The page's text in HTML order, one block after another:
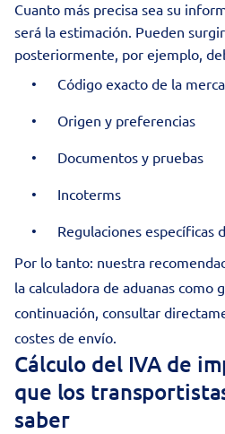
Cuanto más precisa sea su
será la estimación. Pueden
posteriormente, por ejemplo,
Código exacto de la
Origen y preferencias
Documentos y pruebas
Incoterms
Regulaciones específicas
Por lo tanto: nuestra
la calculadora de aduanas como
continuación, consultar
costes de envío.
Cálculo del IVA de
que los
saber